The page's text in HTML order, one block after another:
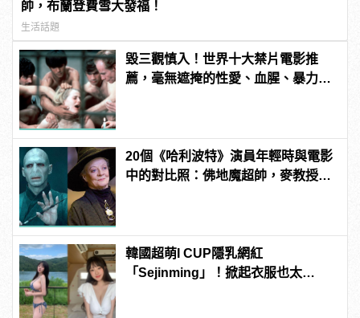
帥，布蘭登費雪大發福！
生活話題
毀三觀慎入！世界十大禁片電影推
薦，毫無遮掩的性愛、血腥、暴力、
20個《哈利波特》演員年輕時與電影
中的對比照：佛地魔超帥，麥教授根
韓國超萌I CUP隱乳網紅
「Sejinming」！掀起衣服也太